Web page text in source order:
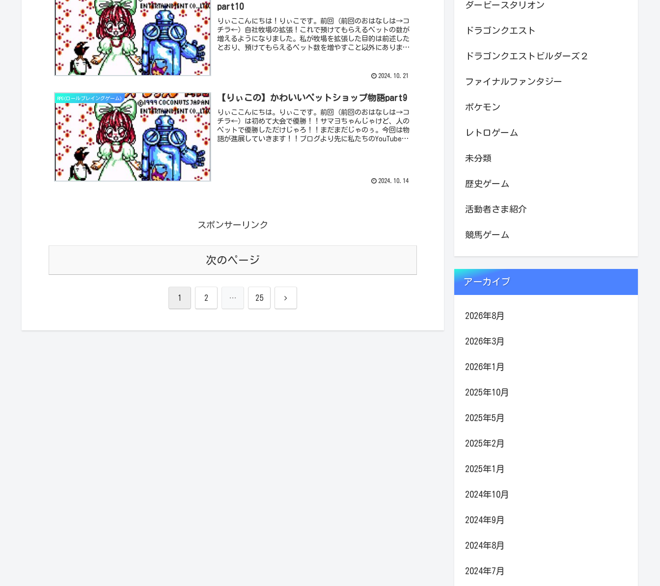
part10
りぃここんにちは！りぃこです。前回（前回のおはなしは→コ
チラ←）自社牧場の拡張！これで預けてもらえるペットの数が
増えるようになりました。私が牧場を拡張した目的は前述した
とおり、預けてもらえるペット数を増やすこと以外にありま
2024.10.21
RPG(ロールプレイングゲーム) 【りぃこの】かわいいペットショップ物語part9
りぃここんにちは。りぃこです。前回（前回のおはなしは→コ
チラ←）は初めて大会で優勝！！サマヨちゃんじゃけど、人の
ペットで優勝しただけじゃろ！！まだまだじゃのぅ。今回は物
語が進展していきます！！ブログより先に私たちのYouTubeで
2024.10.14
スポンサーリンク
次のページ
1 2 … 25 次
ダービースタリオン
ドラゴンクエスト
ドラゴンクエストビルダーズ２
ファイナルファンタジー
ポケモン
レトロゲーム
未分類
歴史ゲーム
活動者さま紹介
競馬ゲーム
アーカイブ
2026年8月
2026年3月
2026年1月
2025年10月
2025年5月
2025年2月
2025年1月
2024年10月
2024年9月
2024年8月
2024年7月